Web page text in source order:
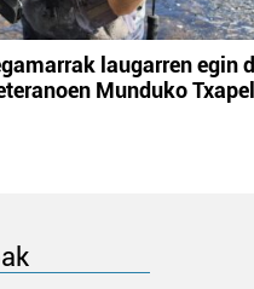
laugarren egin
Munduko